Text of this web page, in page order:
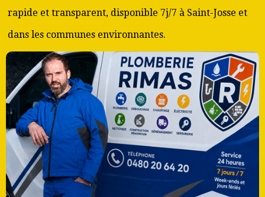
rapide et transparent, disponible 7j/7 à Saint-Josse et
dans les communes environnantes.